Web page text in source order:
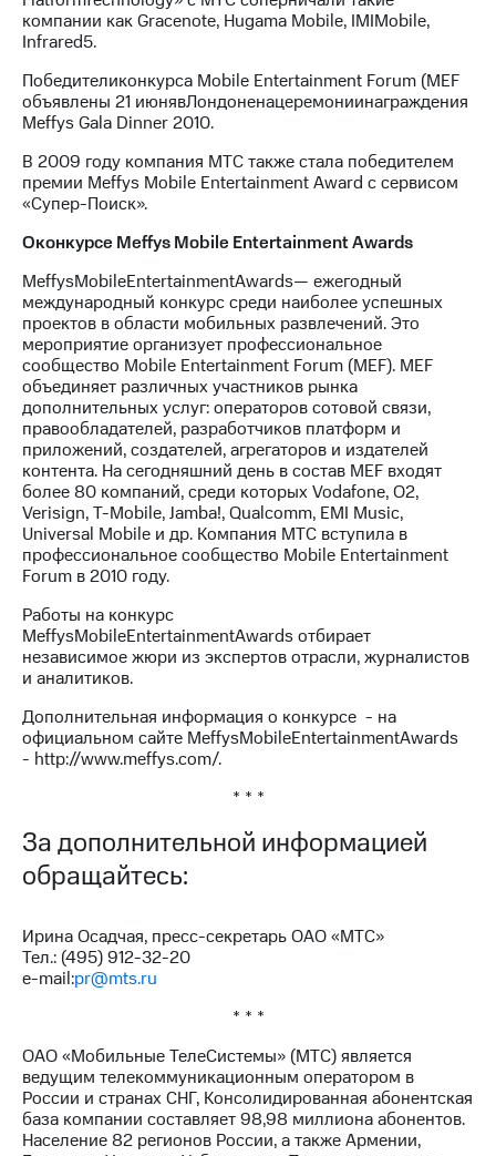
Программа
выкупа
акций
Дивиденды
облигаций
Описание
Уведомление
о
погашении
именных
облигаций
Другое
Регистратор
Реквизиты
Контакты
развитие
деловая этика
На главную
компании как Gracenote, Hugama Mobile, IMIMobile,
Infrared5.
Победителиконкурса Mobile Entertainment Forum (MEF
объявлены 21 июнявЛондоненацеремониинаграждения
Meffys Gala Dinner 2010.
В 2009 году компания МТС также стала победителем
премии Meffys Mobile Entertainment Award с сервисом
«Супер-Поиск».
Оконкурсе Meffys Mobile Entertainment Awards
MeffysMobileEntertainmentAwards— ежегодный
международный конкурс среди наиболее успешных
проектов в области мобильных развлечений. Это
мероприятие организует профессиональное
сообщество Mobile Entertainment Forum (MEF). MEF
объединяет различных участников рынка
дополнительных услуг: операторов сотовой связи,
правообладателей, разработчиков платформ и
приложений, создателей, агрегаторов и издателей
контента. На сегодняшний день в состав MEF входят
более 80 компаний, среди которых Vodafone, О2,
Verisign, T-Mobile, Jamba!, Qualcomm, EMI Music,
Universal Mobile и др. Компания МТС вступила в
профессиональное сообщество Mobile Entertainment
Forum в 2010 году.
Работы на конкурс
MeffysMobileEntertainmentAwards отбирает
независимое жюри из экспертов отрасли, журналистов
и аналитиков.
Дополнительная информация о конкурсе - на
официальном сайте MeffysMobileEntertainmentAwards
- http://www.meffys.com/.
* * *
За дополнительной информацией
обращайтесь:
Ирина Осадчая, пресс-секретарь ОАО «МТС»
Тел.: (495) 912-32-20
e-mail:pr@mts.ru
* * *
ОАО «Мобильные ТелеСистемы» (МТС) является
ведущим телекоммуникационным оператором в
России и странах СНГ, Консолидированная абонентская
база компании составляет 98,98 миллиона абонентов.
Население 82 регионов России, а также Армении,